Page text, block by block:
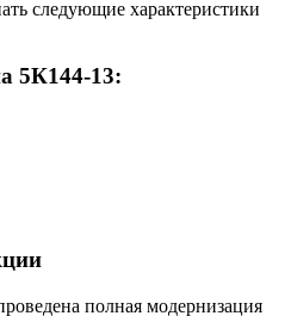
следующие характеристики
5К144-13:
полная модернизация